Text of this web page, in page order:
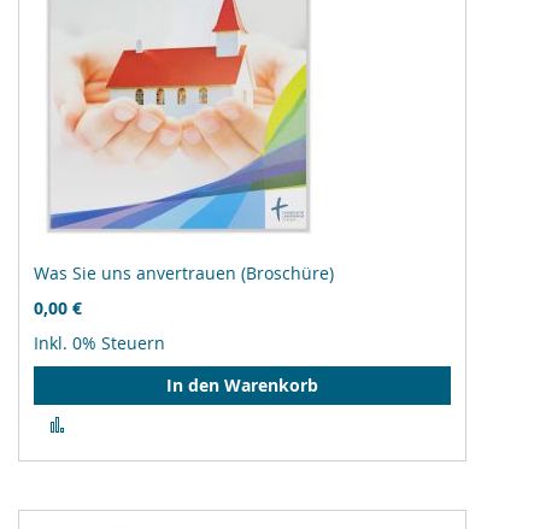
Was Sie uns anvertrauen (Broschüre)
0,00 €
Inkl. 0% Steuern
In den Warenkorb
hinzufügen